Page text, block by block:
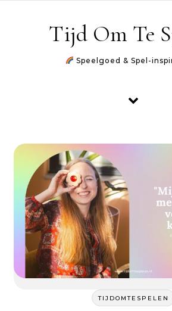
Tijd Om Te
Speelgoed & Spel-
TIJDOMTESPELEN